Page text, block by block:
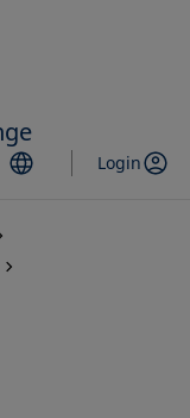
Login